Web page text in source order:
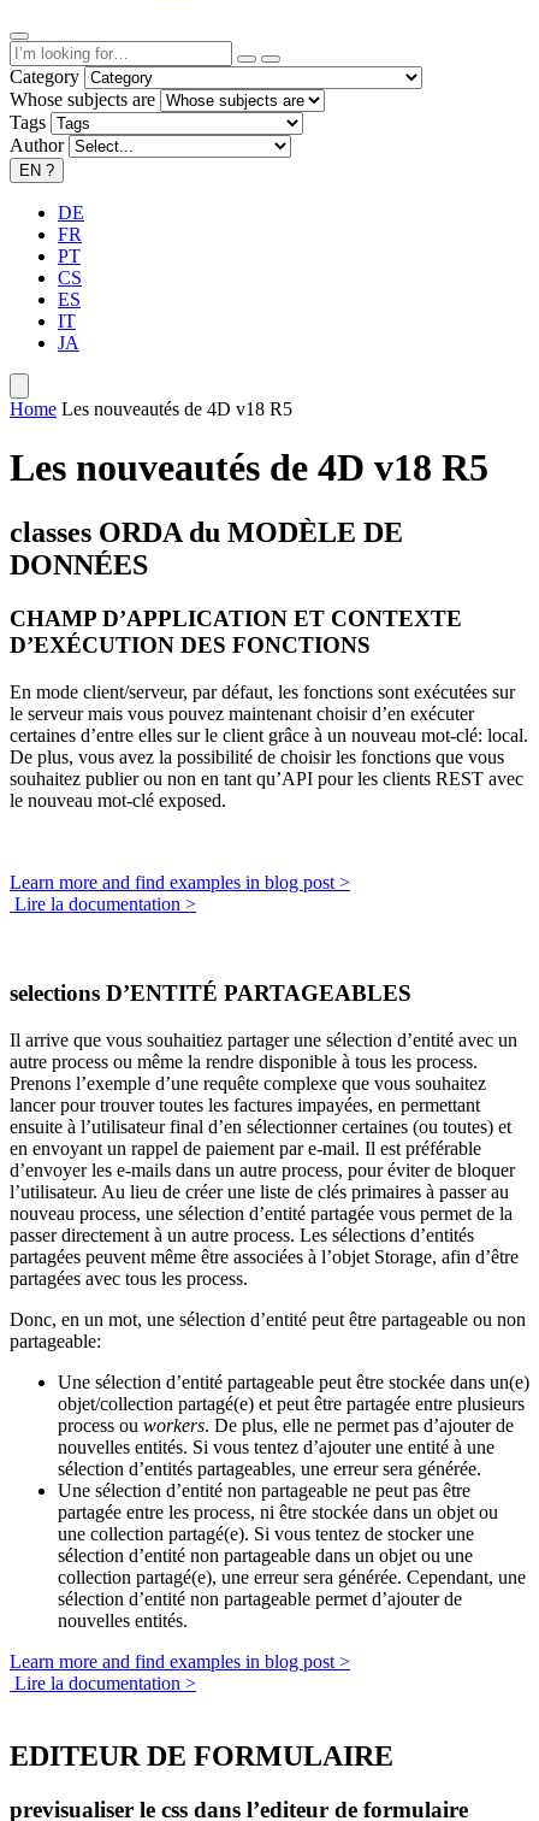
Category
Whose subjects are
Tags
Author
EN ?
DE
FR
PT
CS
ES
IT
JA
Home Les nouveautés de 4D v18 R5
Les nouveautés de 4D v18 R5
classes ORDA du MODÈLE DE
DONNÉES
CHAMP D’APPLICATION ET CONTEXTE
D’EXÉCUTION DES FONCTIONS
En mode client/serveur, par défaut, les fonctions sont exécutées sur
le serveur mais vous pouvez maintenant choisir d’en exécuter
certaines d’entre elles sur le client grâce à un nouveau mot-clé: local.
De plus, vous avez la possibilité de choisir les fonctions que vous
souhaitez publier ou non en tant qu’API pour les clients REST avec
le nouveau mot-clé exposed.
Learn more and find examples in blog post >
Lire la documentation >
selections D’ENTITÉ PARTAGEABLES
Il arrive que vous souhaitiez partager une sélection d’entité avec un
autre process ou même la rendre disponible à tous les process.
Prenons l’exemple d’une requête complexe que vous souhaitez
lancer pour trouver toutes les factures impayées, en permettant
ensuite à l’utilisateur final d’en sélectionner certaines (ou toutes) et
en envoyant un rappel de paiement par e-mail. Il est préférable
d’envoyer les e-mails dans un autre process, pour éviter de bloquer
l’utilisateur. Au lieu de créer une liste de clés primaires à passer au
nouveau process, une sélection d’entité partagée vous permet de la
passer directement à un autre process. Les sélections d’entités
partagées peuvent même être associées à l’objet Storage, afin d’être
partagées avec tous les process.
Donc, en un mot, une sélection d’entité peut être partageable ou non
partageable:
Une sélection d’entité partageable peut être stockée dans un(e)
objet/collection partagé(e) et peut être partagée entre plusieurs
process ou workers. De plus, elle ne permet pas d’ajouter de
nouvelles entités. Si vous tentez d’ajouter une entité à une
sélection d’entités partageables, une erreur sera générée.
Une sélection d’entité non partageable ne peut pas être
partagée entre les process, ni être stockée dans un objet ou
une collection partagé(e). Si vous tentez de stocker une
sélection d’entité non partageable dans un objet ou une
collection partagé(e), une erreur sera générée. Cependant, une
sélection d’entité non partageable permet d’ajouter de
nouvelles entités.
Learn more and find examples in blog post >
Lire la documentation >
EDITEUR DE FORMULAIRE
previsualiser le css dans l’editeur de formulaire